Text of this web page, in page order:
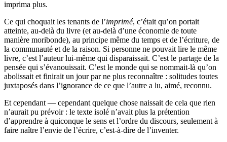
imprima plus.
Ce qui choquait les tenants de l’imprimé, c’était qu’on portait
atteinte, au-delà du livre (et au-delà d’une économie de toute
manière moribonde), au principe même du temps et de l’écriture, de
la communauté et de la raison. Si personne ne pouvait lire le même
livre, c’est l’auteur lui-même qui disparaissait. C’est le partage de la
pensée qui s’évanouissait. C’est le monde qui se nommait-là qu’on
abolissait et finirait un jour par ne plus reconnaître : solitudes toutes
juxtaposés dans l’ignorance de ce que l’autre a lu, aimé, reconnu.
Et cependant — cependant quelque chose naissait de cela que rien
n’aurait pu prévoir : le texte isolé n’avait plus la prétention
d’apprendre à quiconque le sens et l’ordre du discours, seulement à
faire naître l’envie de l’écrire, c’est-à-dire de l’inventer.